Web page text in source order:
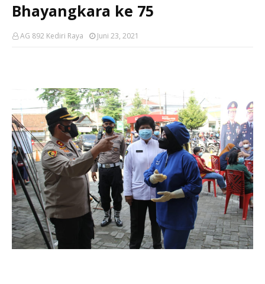
Bhayangkara ke 75
AG 892 Kediri Raya Juni 23, 2021